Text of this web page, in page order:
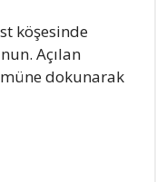
köşesinde
Açılan
dokunarak